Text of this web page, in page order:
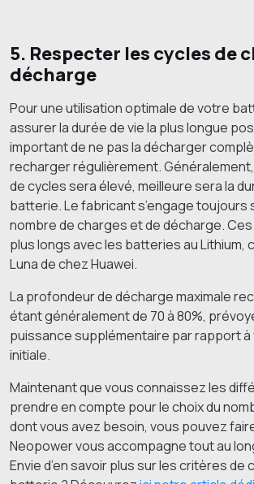
5. Respecter les cycles de
décharge
Pour une utilisation optimale de votre
assurer la durée de vie la plus longue
important de ne pas la décharger
recharger régulièrement.
de cycles sera élevé, meilleure sera la
batterie. Le fabricant s’engage toujours
nombre de charges et de décharge.
plus longs avec les batteries au Lithium,
Luna de chez Huawei.
La profondeur de décharge maximale
étant généralement de 70 à 80%,
puissance supplémentaire par rapport
initiale.
Maintenant que vous connaissez les
prendre en compte pour le choix du
dont vous avez besoin, vous pouvez
Neopower vous accompagne tout au
Envie d’en savoir plus sur les critères de